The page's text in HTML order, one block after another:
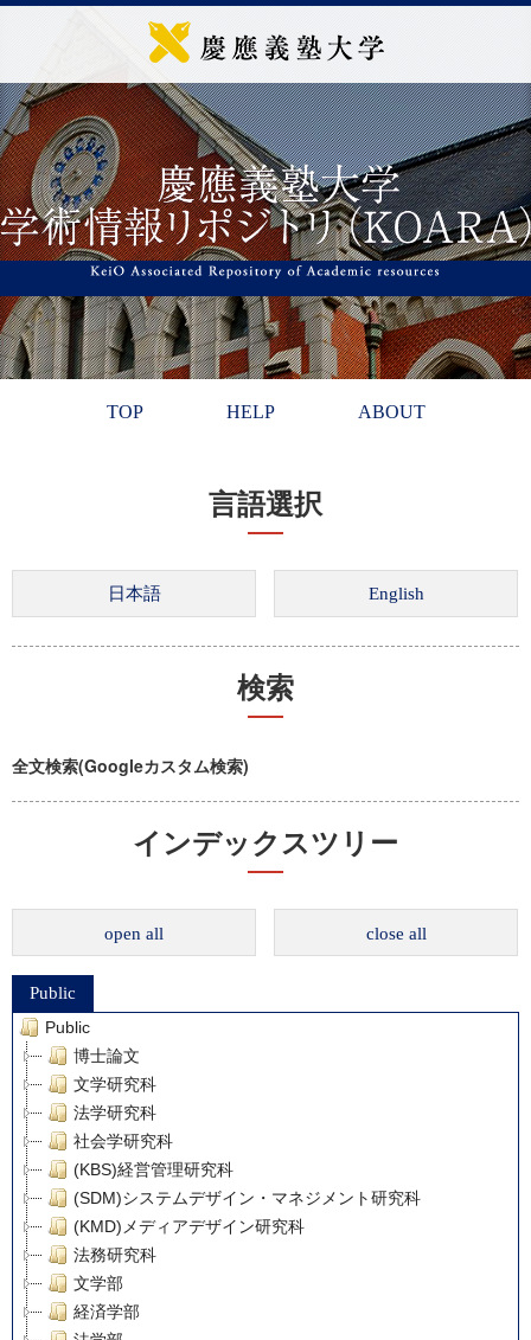
TOP HELP ABOUT
言語選択
検索
全文検索(Googleカスタム検索)
インデックスツリー
open all close all
Public
Public
博士論文
文学研究科
法学研究科
社会学研究科
(KBS)経営管理研究科
(SDM)システムデザイン・マネジメント研究科
(KMD)メディアデザイン研究科
法務研究科
文学部
経済学部